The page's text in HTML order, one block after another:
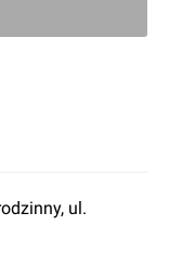
ul.